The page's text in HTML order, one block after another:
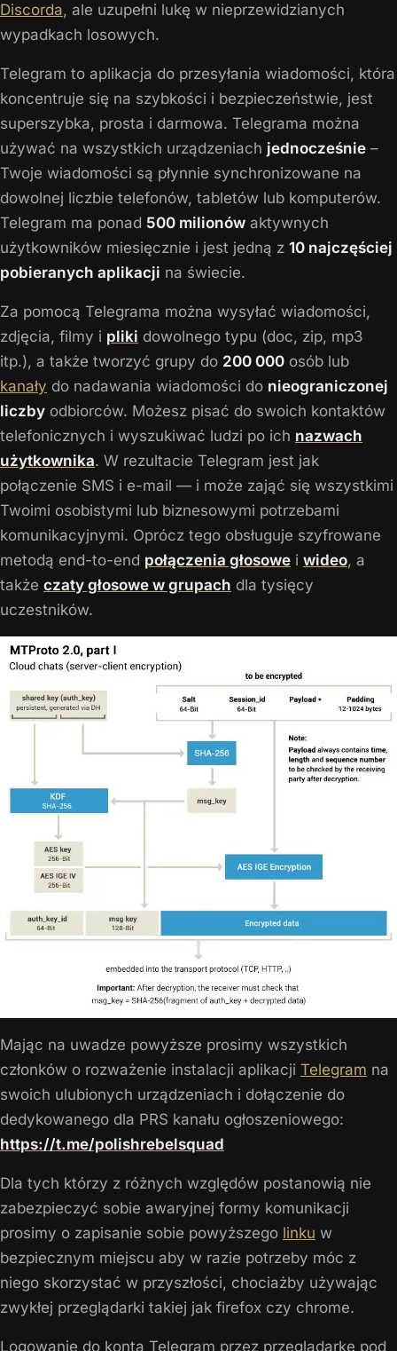
Discorda, ale uzupełni lukę w nieprzewidzianych
wypadkach losowych.
Telegram to aplikacja do przesyłania wiadomości, która
koncentruje się na szybkości i bezpieczeństwie, jest
superszybka, prosta i darmowa. Telegrama można
używać na wszystkich urządzeniach jednocześnie –
Twoje wiadomości są płynnie synchronizowane na
dowolnej liczbie telefonów, tabletów lub komputerów.
Telegram ma ponad 500 milionów aktywnych
użytkowników miesięcznie i jest jedną z 10 najczęściej
pobieranych aplikacji na świecie.
Za pomocą Telegrama można wysyłać wiadomości,
zdjęcia, filmy i pliki dowolnego typu (doc, zip, mp3
itp.), a także tworzyć grupy do 200 000 osób lub
kanały do nadawania wiadomości do nieograniczonej
liczby odbiorców. Możesz pisać do swoich kontaktów
telefonicznych i wyszukiwać ludzi po ich nazwach
użytkownika. W rezultacie Telegram jest jak
połączenie SMS i e-mail — i może zająć się wszystkimi
Twoimi osobistymi lub biznesowymi potrzebami
komunikacyjnymi. Oprócz tego obsługuje szyfrowane
metodą end-to-end połączenia głosowe i wideo, a
także czaty głosowe w grupach dla tysięcy
uczestników.
Mając na uwadze powyższe prosimy wszystkich
członków o rozważenie instalacji aplikacji Telegram na
swoich ulubionych urządzeniach i dołączenie do
dedykowanego dla PRS kanału ogłoszeniowego:
https://t.me/polishrebelsquad
Dla tych którzy z różnych względów postanowią nie
zabezpieczyć sobie awaryjnej formy komunikacji
prosimy o zapisanie sobie powyższego linku w
bezpiecznym miejscu aby w razie potrzeby móc z
niego skorzystać w przyszłości, chociażby używając
zwykłej przeglądarki takiej jak firefox czy chrome.
Logowanie do konta Telegram przez przeglądarkę pod